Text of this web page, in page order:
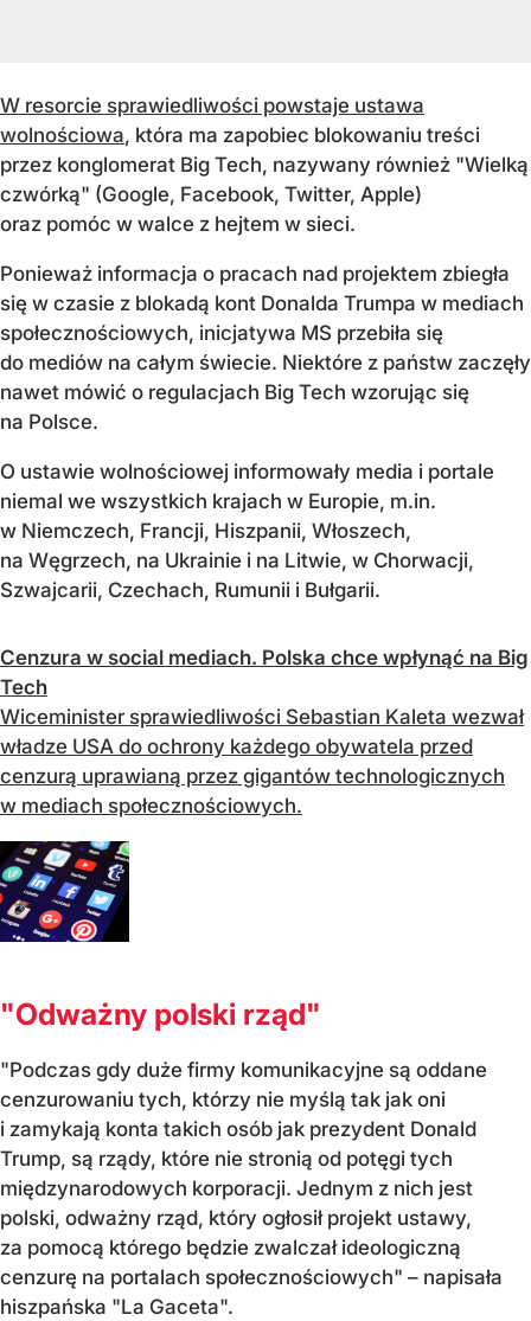
W resorcie sprawiedliwości powstaje ustawa
wolnościowa, która ma zapobiec blokowaniu treści
przez konglomerat Big Tech, nazywany również "Wielką
czwórką" (Google, Facebook, Twitter, Apple)
oraz pomóc w walce z hejtem w sieci.
Ponieważ informacja o pracach nad projektem zbiegła
się w czasie z blokadą kont Donalda Trumpa w mediach
społecznościowych, inicjatywa MS przebiła się
do mediów na całym świecie. Niektóre z państw zaczęły
nawet mówić o regulacjach Big Tech wzorując się
na Polsce.
O ustawie wolnościowej informowały media i portale
niemal we wszystkich krajach w Europie, m.in.
w Niemczech, Francji, Hiszpanii, Włoszech,
na Węgrzech, na Ukrainie i na Litwie, w Chorwacji,
Szwajcarii, Czechach, Rumunii i Bułgarii.
Cenzura w social mediach. Polska chce wpłynąć na Big
Tech
Wiceminister sprawiedliwości Sebastian Kaleta wezwał
władze USA do ochrony każdego obywatela przed
cenzurą uprawianą przez gigantów technologicznych
w mediach społecznościowych.
"Odważny polski rząd"
"Podczas gdy duże firmy komunikacyjne są oddane
cenzurowaniu tych, którzy nie myślą tak jak oni
i zamykają konta takich osób jak prezydent Donald
Trump, są rządy, które nie stronią od potęgi tych
międzynarodowych korporacji. Jednym z nich jest
polski, odważny rząd, który ogłosił projekt ustawy,
za pomocą którego będzie zwalczał ideologiczną
cenzurę na portalach społecznościowych" – napisała
hiszpańska "La Gaceta".